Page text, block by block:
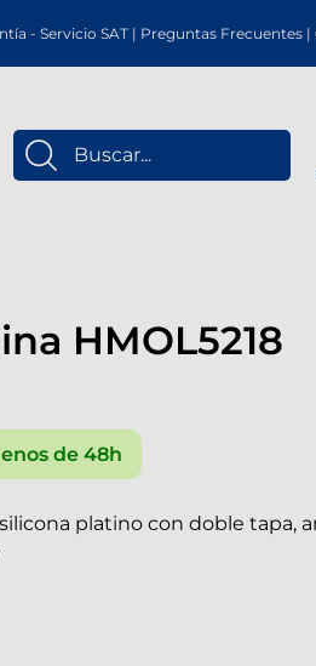
- Servicio SAT | Preguntas Frecuentes |
HMOL5218
de 48h
platino con doble tapa,